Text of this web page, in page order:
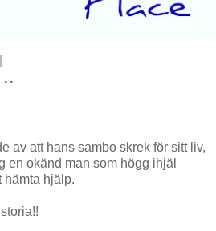
av att hans sambo skrek för sitt liv,
en okänd man som högg ihjäl
hämta hjälp.